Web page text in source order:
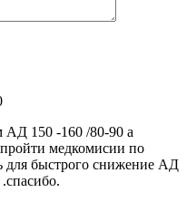
АД 150 -160 /80-90 а
медкомисии по
для быстрого снижение АД